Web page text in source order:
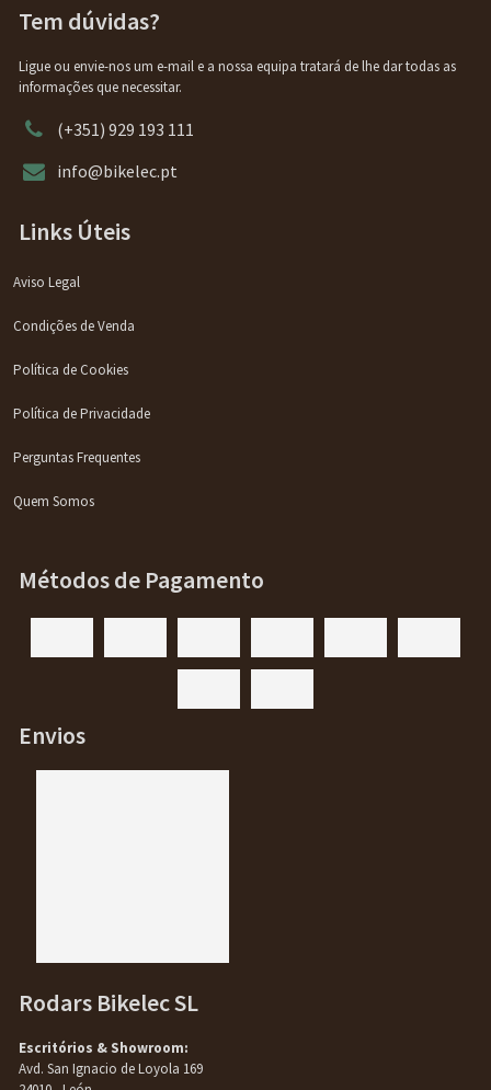
Tem dúvidas?
Ligue ou envie-nos um e-mail e a nossa equipa tratará de lhe dar todas as
informações que necessitar.
(+351) 929 193 111
info@bikelec.pt
Links Úteis
Aviso Legal
Condições de Venda
Política de Cookies
Política de Privacidade
Perguntas Frequentes
Quem Somos
Métodos de Pagamento
Envios
Rodars Bikelec SL
Escritórios & Showroom:
Avd. San Ignacio de Loyola 169